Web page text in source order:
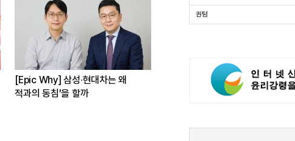
[Epic Why] 삼성·현대차는 왜
적과의 동침’을 할까
[Epic Why] 코오롱 이규호
3상 실패 1주일만에 티슈진 2억 매
퀀텀